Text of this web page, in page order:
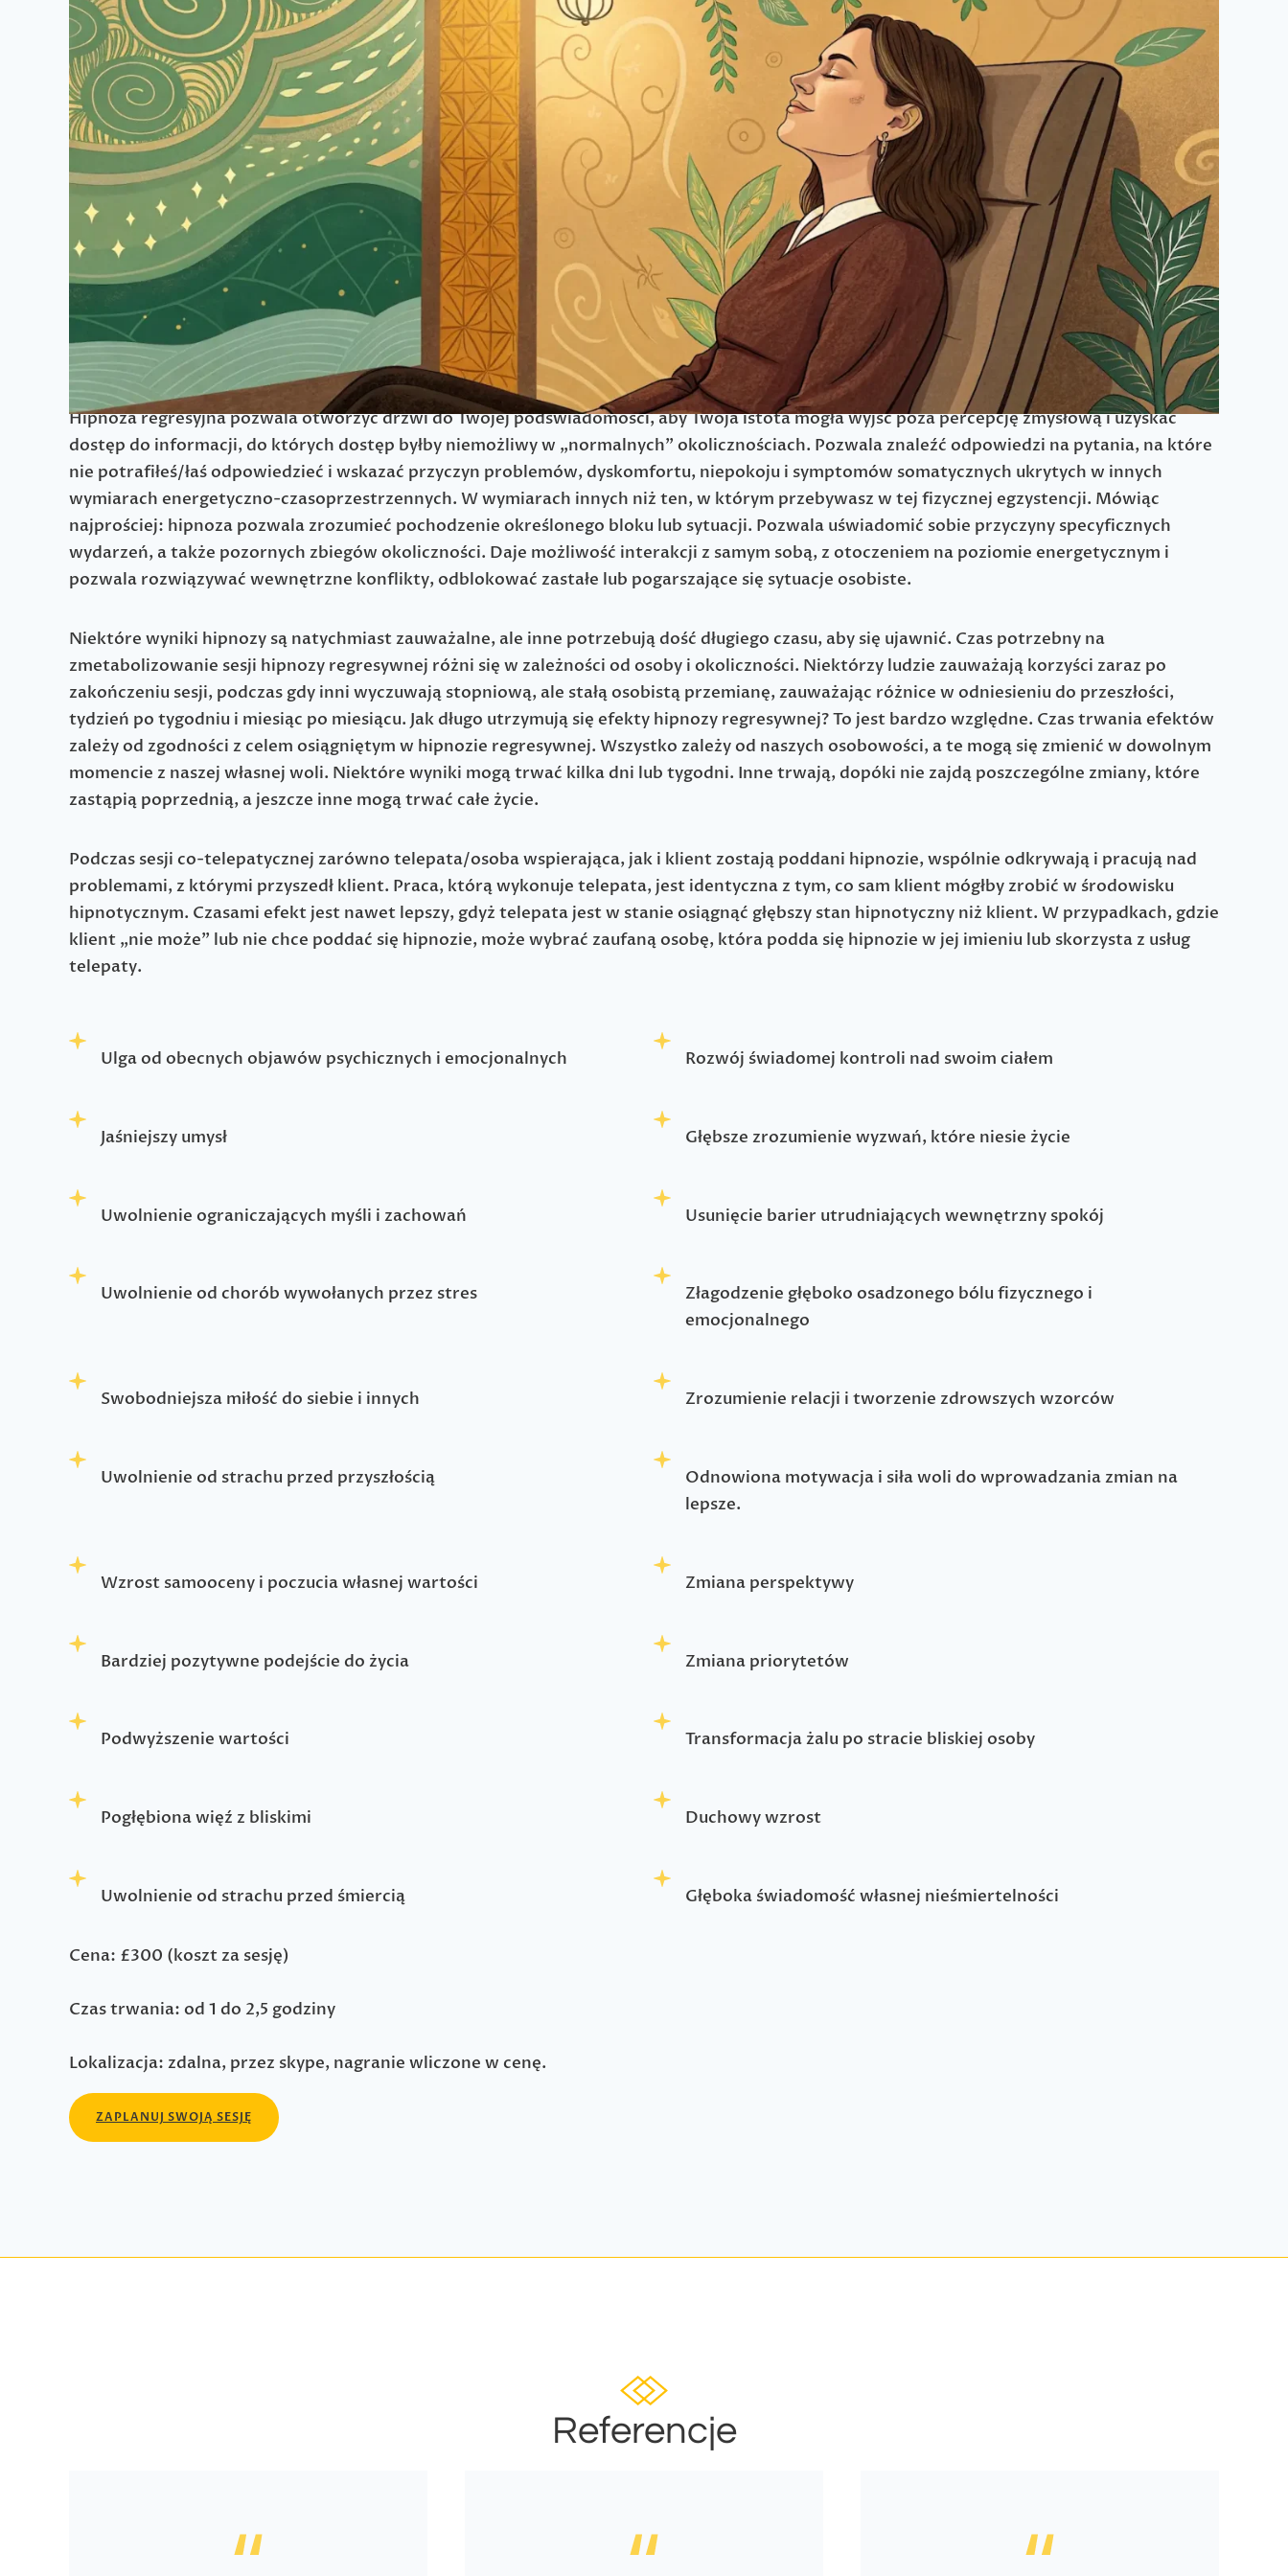
Hipnoza regresyjna to przygoda, podróż w głąb siebie. To podróż przez między wymiarowe portale czasu i komunikację telepatyczną. To
głębokie zanurzenie się w emocjach w poszukiwaniu korzeni problemów, które są głęboko ukryte wewnątrz Ciebie.
Hipnoza regresyjna pozwala otworzyć drzwi do Twojej podświadomości, aby Twoja istota mogła wyjść poza percepcję zmysłową i uzyskać
dostęp do informacji, do których dostęp byłby niemożliwy w „normalnych” okolicznościach. Pozwala znaleźć odpowiedzi na pytania, na które
nie potrafiłeś/łaś odpowiedzieć i wskazać przyczyn problemów, dyskomfortu, niepokoju i symptomów somatycznych ukrytych w innych
wymiarach energetyczno-czasoprzestrzennych. W wymiarach innych niż ten, w którym przebywasz w tej fizycznej egzystencji. Mówiąc
najprościej: hipnoza pozwala zrozumieć pochodzenie określonego bloku lub sytuacji. Pozwala uświadomić sobie przyczyny specyficznych
wydarzeń, a także pozornych zbiegów okoliczności. Daje możliwość interakcji z samym sobą, z otoczeniem na poziomie energetycznym i
pozwala rozwiązywać wewnętrzne konflikty, odblokować zastałe lub pogarszające się sytuacje osobiste.
Niektóre wyniki hipnozy są natychmiast zauważalne, ale inne potrzebują dość długiego czasu, aby się ujawnić. Czas potrzebny na
zmetabolizowanie sesji hipnozy regresywnej różni się w zależności od osoby i okoliczności. Niektórzy ludzie zauważają korzyści zaraz po
zakończeniu sesji, podczas gdy inni wyczuwają stopniową, ale stałą osobistą przemianę, zauważając różnice w odniesieniu do przeszłości,
tydzień po tygodniu i miesiąc po miesiącu. Jak długo utrzymują się efekty hipnozy regresywnej? To jest bardzo względne. Czas trwania efektów
zależy od zgodności z celem osiągniętym w hipnozie regresywnej. Wszystko zależy od naszych osobowości, a te mogą się zmienić w dowolnym
momencie z naszej własnej woli. Niektóre wyniki mogą trwać kilka dni lub tygodni. Inne trwają, dopóki nie zajdą poszczególne zmiany, które
zastąpią poprzednią, a jeszcze inne mogą trwać całe życie.
Podczas sesji co-telepatycznej zarówno telepata/osoba wspierająca, jak i klient zostają poddani hipnozie, wspólnie odkrywają i pracują nad
problemami, z którymi przyszedł klient. Praca, którą wykonuje telepata, jest identyczna z tym, co sam klient mógłby zrobić w środowisku
hipnotycznym. Czasami efekt jest nawet lepszy, gdyż telepata jest w stanie osiągnąć głębszy stan hipnotyczny niż klient. W przypadkach, gdzie
klient „nie może” lub nie chce poddać się hipnozie, może wybrać zaufaną osobę, która podda się hipnozie w jej imieniu lub skorzysta z usług
telepaty.
Ulga od obecnych objawów psychicznych i emocjonalnych Rozwój świadomej kontroli nad swoim ciałem
Jaśniejszy umysł Głębsze zrozumienie wyzwań, które niesie życie
Uwolnienie ograniczających myśli i zachowań Usunięcie barier utrudniających wewnętrzny spokój
Uwolnienie od chorób wywołanych przez stres
Złagodzenie głęboko osadzonego bólu fizycznego i
emocjonalnego
Swobodniejsza miłość do siebie i innych Zrozumienie relacji i tworzenie zdrowszych wzorców
Uwolnienie od strachu przed przyszłością
Odnowiona motywacja i siła woli do wprowadzania zmian na
lepsze.
Wzrost samooceny i poczucia własnej wartości Zmiana perspektywy
Bardziej pozytywne podejście do życia Zmiana priorytetów
Podwyższenie wartości Transformacja żalu po stracie bliskiej osoby
Pogłębiona więź z bliskimi Duchowy wzrost
Uwolnienie od strachu przed śmiercią Głęboka świadomość własnej nieśmiertelności
Cena: £300 (koszt za sesję)
Czas trwania: od 1 do 2,5 godziny
Lokalizacja: zdalna, przez skype, nagranie wliczone w cenę.
ZAPLANUJ SWOJĄ SESJĘ
Referencje